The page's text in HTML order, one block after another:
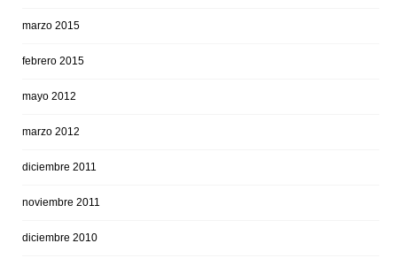
marzo 2015
febrero 2015
mayo 2012
marzo 2012
diciembre 2011
noviembre 2011
diciembre 2010